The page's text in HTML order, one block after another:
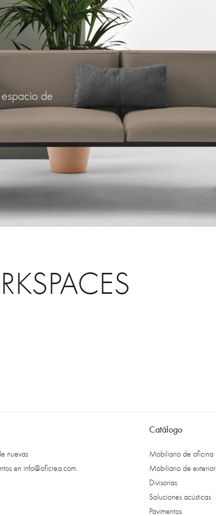
de
nuevas
en info@oficrea.com.
Catálogo
Mobiliario de oficina
Mobiliario de exterior
Divisorias
Soluciones acústicas
Pavimentos